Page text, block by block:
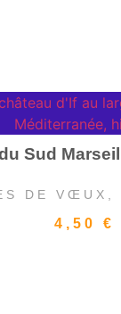
Sud
DE VŒUX
4,50 €